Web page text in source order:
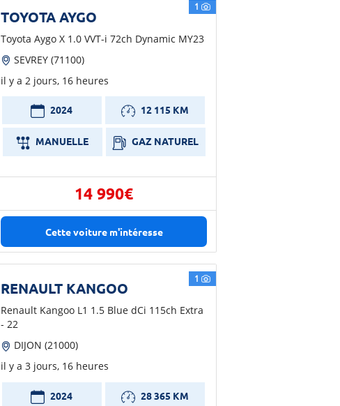
1
TOYOTA AYGO
Toyota Aygo X 1.0 VVT-i 72ch Dynamic MY23
SEVREY (71100)
il y a 2 jours, 16 heures
2024 12 115 KM
MANUELLE GAZ NATUREL
14 990€
Cette voiture m'intéresse
1
RENAULT KANGOO
Renault Kangoo L1 1.5 Blue dCi 115ch Extra
- 22
DIJON (21000)
il y a 3 jours, 16 heures
2024 28 365 KM